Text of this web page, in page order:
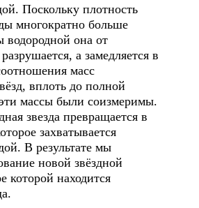
Поскольку плотность
многократно больше
водородной она от
а замедляется в
масс
вплоть до полной
массы были соизмеримы.
звезда превращается в
захватывается
В результате мы
новой звёздной
которой находится